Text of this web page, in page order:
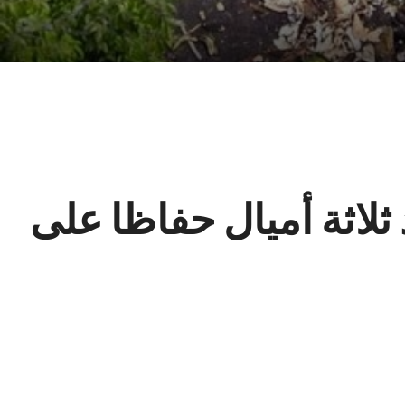
أميال حفاظا على